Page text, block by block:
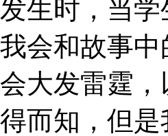
生时，当
会和故事
大发雷霆
而知，但